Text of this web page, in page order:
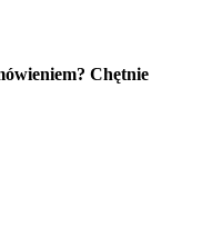
Chętnie